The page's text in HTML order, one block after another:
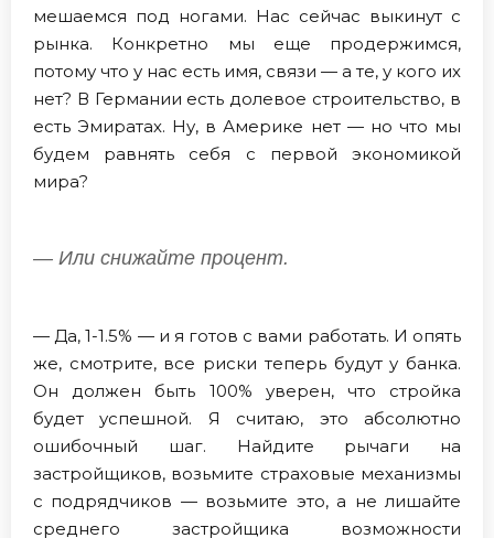
мешаемся под ногами. Нас сейчас выкинут с
рынка. Конкретно мы еще продержимся,
потому что у нас есть имя, связи — а те, у кого их
нет? В Германии есть долевое строительство, в
есть Эмиратах. Ну, в Америке нет — но что мы
будем равнять себя с первой экономикой
мира?
— Или снижайте процент.
— Да, 1-1.5% — и я готов с вами работать. И опять
же, смотрите, все риски теперь будут у банка.
Он должен быть 100% уверен, что стройка
будет успешной. Я считаю, это абсолютно
ошибочный шаг. Найдите рычаги на
застройщиков, возьмите страховые механизмы
с подрядчиков — возьмите это, а не лишайте
среднего застройщика возможности